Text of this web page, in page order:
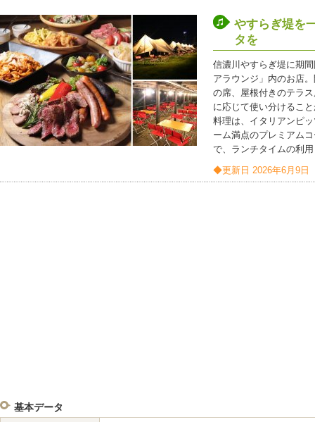
やすらぎ堤を
タを
信濃川やすらぎ堤に期
アラウンジ」内のお店
の席、屋根付きのテラ
に応じて使い分けるこ
料理は、イタリアンピ
ーム満点のプレミアム
で、ランチタイムの利
◆更新日 2026年6月9日
基本データ